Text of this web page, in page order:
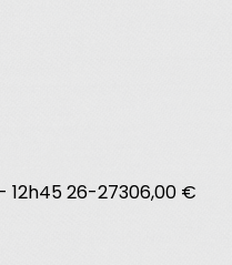
12h45 26-27306,00 €